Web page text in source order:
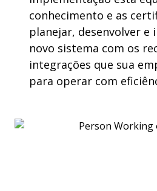
conhecimento e as
planejar, desenvolver e
novo sistema com os
integrações que sua
para operar com